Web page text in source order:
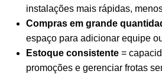
instalações mais rápidas,
Compras em grande
espaço para adicionar equipe
Estoque consistente =
promoções e gerenciar frotas